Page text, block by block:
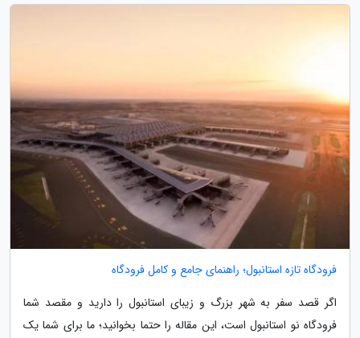
فرودگاه تازه استانبول؛ راهنمای جامع و کامل فرودگاه
اگر قصد سفر به شهر بزرگ و زیبای استانبول را دارید و مقصد شما
فرودگاه نو استانبول است، این مقاله را حتما بخوانید؛ ما برای شما یک